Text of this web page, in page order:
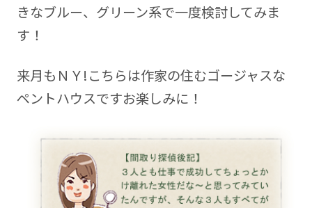
きなブルー、グリーン系で一度検討してみま
す！
来月もＮＹ!こちらは作家の住むゴージャスな
ペントハウスですお楽しみに！